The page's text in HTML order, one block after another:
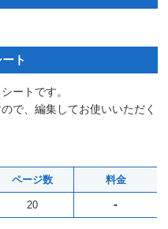
ト
ートです。
で、編集してお使いいただく
ページ数 料金
20 -